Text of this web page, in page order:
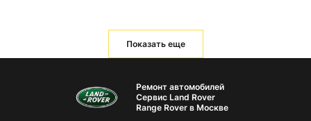
Показать еще
Ремонт автомобилей
Сервис Land Rover
Range Rover в Москве